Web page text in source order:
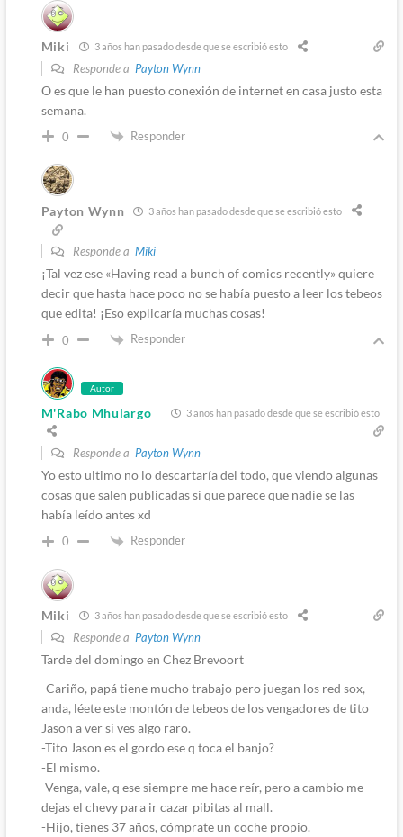
Miki 3 años han pasado desde que se escribió esto
Responde a Payton Wynn
O es que le han puesto conexión de internet en casa justo esta
semana.
0 Responder
Payton Wynn 3 años han pasado desde que se escribió esto
Responde a Miki
¡Tal vez ese «Having read a bunch of comics recently» quiere
decir que hasta hace poco no se había puesto a leer los tebeos
que edita! ¡Eso explicaría muchas cosas!
0 Responder
Autor
M'Rabo Mhulargo 3 años han pasado desde que se escribió esto
Responde a Payton Wynn
Yo esto ultimo no lo descartaría del todo, que viendo algunas
cosas que salen publicadas si que parece que nadie se las
había leído antes xd
0 Responder
Miki 3 años han pasado desde que se escribió esto
Responde a Payton Wynn
Tarde del domingo en Chez Brevoort
-Cariño, papá tiene mucho trabajo pero juegan los red sox,
anda, léete este montón de tebeos de los vengadores de tito
Jason a ver si ves algo raro.
-Tito Jason es el gordo ese q toca el banjo?
-El mismo.
-Venga, vale, q ese siempre me hace reír, pero a cambio me
dejas el chevy para ir cazar pibitas al mall.
-Hijo, tienes 37 años, cómprate un coche propio.